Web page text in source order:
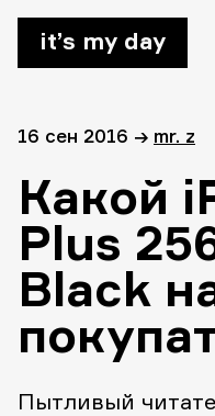
it’s my day
16 сен 2016 → mr. z
Какой
Plus
Black
Пытливый